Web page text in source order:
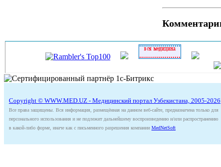
Copyright © WWW.MED.UZ - Медицинский портал Узбекистана, 2005-2026
Все права защищены. Вся информация, размещённая на данном веб-сайте, предназначена только для
персонального использования и не подлежит дальнейшему воспроизведению и/или распространению
в какой-либо форме, иначе как с письменного разрешения компании MedNetSoft